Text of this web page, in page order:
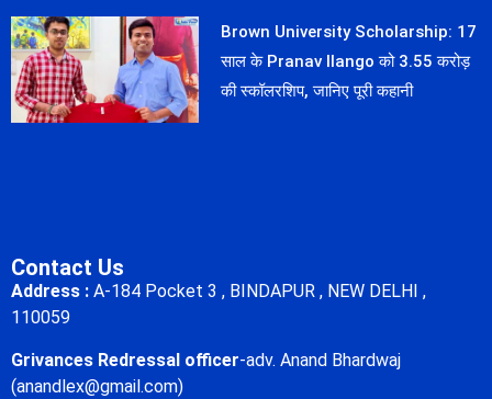
Brown University Scholarship: 17
साल के Pranav Ilango को 3.55 करोड़
की स्कॉलरशिप, जानिए पूरी कहानी
Contact Us
Address : A-184 Pocket 3 , BINDAPUR , NEW DELHI ,
110059
Grivances Redressal officer-adv. Anand Bhardwaj
(anandlex@gmail.com)